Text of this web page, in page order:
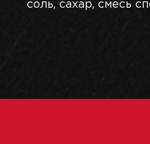
соль, сахар, смесь